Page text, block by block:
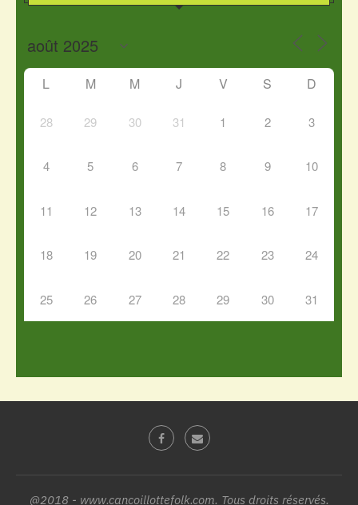
L M M J V S D
28 29 30 31 1 2 3
4 5 6 7 8 9 10
11 12 13 14 15 16 17
18 19 20 21 22 23 24
25 26 27 28 29 30 31
@2018 - www.cancoillottefolk.com. Tous droits réservés.